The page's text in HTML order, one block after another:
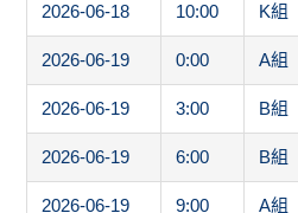
2026-06-18 10:00 K組
2026-06-19 0:00 A組
2026-06-19 3:00 B組
2026-06-19 6:00 B組
2026-06-19 9:00 A組